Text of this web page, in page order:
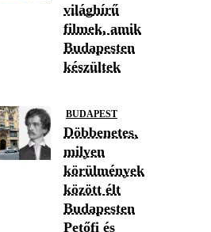
világhírű
filmek, amik
Budapesten
készültek
BUDAPEST
Döbbenetes,
milyen
körülmények
között élt
Budapesten
Petőfi és